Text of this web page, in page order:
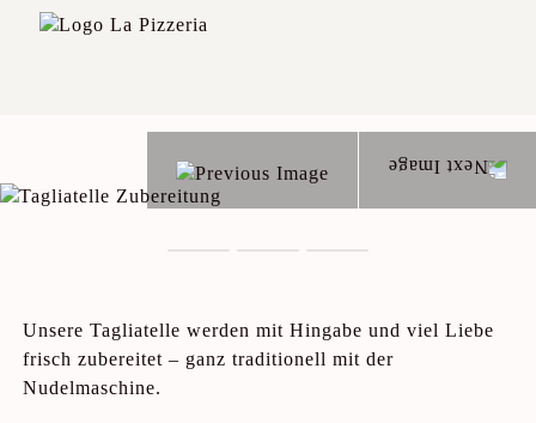
Unsere Tagliatelle werden mit Hingabe und viel Liebe
frisch zubereitet – ganz traditionell mit der
Nudelmaschine.